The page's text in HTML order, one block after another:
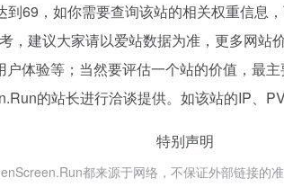
69，如你需要查询该站的相关权重信息
，建议大家请以爱站数据为准，更多网站
体验等；当然要评估一个站的价值，最
的站长进行洽谈提供。如该站的IP、
特别声明
都来源于网络，不保证外部链接的